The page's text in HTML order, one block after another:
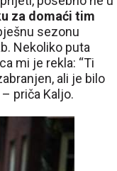
za domaći tim
sezonu
Nekoliko puta
mi je rekla: “Ti
ali je bilo
priča Kaljo.